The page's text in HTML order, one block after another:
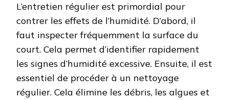
L’entretien régulier est primordial pour
contrer les effets de l’humidité. D’abord, il
faut inspecter fréquemment la surface du
court. Cela permet d’identifier rapidement
les signes d’humidité excessive. Ensuite, il est
essentiel de procéder à un nettoyage
régulier. Cela élimine les débris, les algues et